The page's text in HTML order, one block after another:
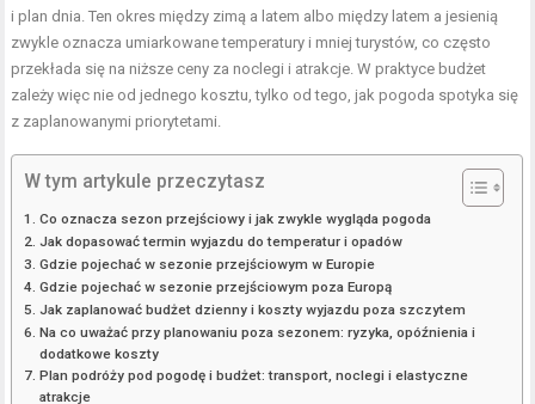
i plan dnia. Ten okres między zimą a latem albo między latem a jesienią
zwykle oznacza umiarkowane temperatury i mniej turystów, co często
przekłada się na niższe ceny za noclegi i atrakcje. W praktyce budżet
zależy więc nie od jednego kosztu, tylko od tego, jak pogoda spotyka się
z zaplanowanymi priorytetami.
W tym artykule przeczytasz
Co oznacza sezon przejściowy i jak zwykle wygląda pogoda
Jak dopasować termin wyjazdu do temperatur i opadów
Gdzie pojechać w sezonie przejściowym w Europie
Gdzie pojechać w sezonie przejściowym poza Europą
Jak zaplanować budżet dzienny i koszty wyjazdu poza szczytem
Na co uważać przy planowaniu poza sezonem: ryzyka, opóźnienia i
dodatkowe koszty
Plan podróży pod pogodę i budżet: transport, noclegi i elastyczne
atrakcje